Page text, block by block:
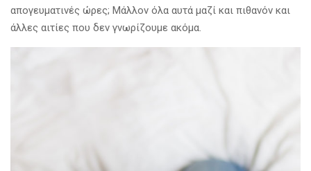
απογευματινές ώρες; Μάλλον όλα αυτά μαζί και πιθανόν και
άλλες αιτίες που δεν γνωρίζουμε ακόμα.